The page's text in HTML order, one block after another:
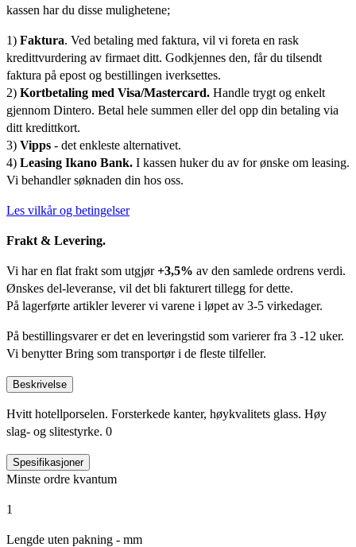
kassen har du disse mulighetene;
1) Faktura. Ved betaling med faktura, vil vi foreta en rask
kredittvurdering av firmaet ditt. Godkjennes den, får du tilsendt
faktura på epost og bestillingen iverksettes.
2) Kortbetaling med Visa/Mastercard. Handle trygt og enkelt
gjennom Dintero. Betal hele summen eller del opp din betaling via
ditt kredittkort.
3) Vipps - det enkleste alternativet.
4) Leasing Ikano Bank. I kassen huker du av for ønske om leasing.
Vi behandler søknaden din hos oss.
Les vilkår og betingelser
Frakt & Levering.
Vi har en flat frakt som utgjør+3,5% av den samlede ordrens verdi.
Ønskes del-leveranse, vil det bli fakturert tillegg for dette.
På lagerførte artikler leverer vi varene i løpet av 3-5 virkedager.
På bestillingsvarer er det en leveringstid som varierer fra 3 -12 uker.
Vi benytter Bring som transportør i de fleste tilfeller.
Beskrivelse
Hvitt hotellporselen. Forsterkede kanter, høykvalitets glass. Høy
slag- og slitestyrke. 0
Spesifikasjoner
Minste ordre kvantum
1
Lengde uten pakning - mm